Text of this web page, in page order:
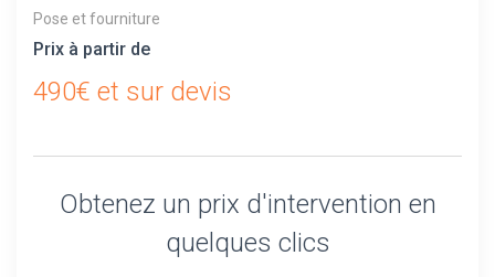
Pose et fourniture
Prix à partir de
490€ et sur devis
Obtenez un prix d'intervention en
quelques clics